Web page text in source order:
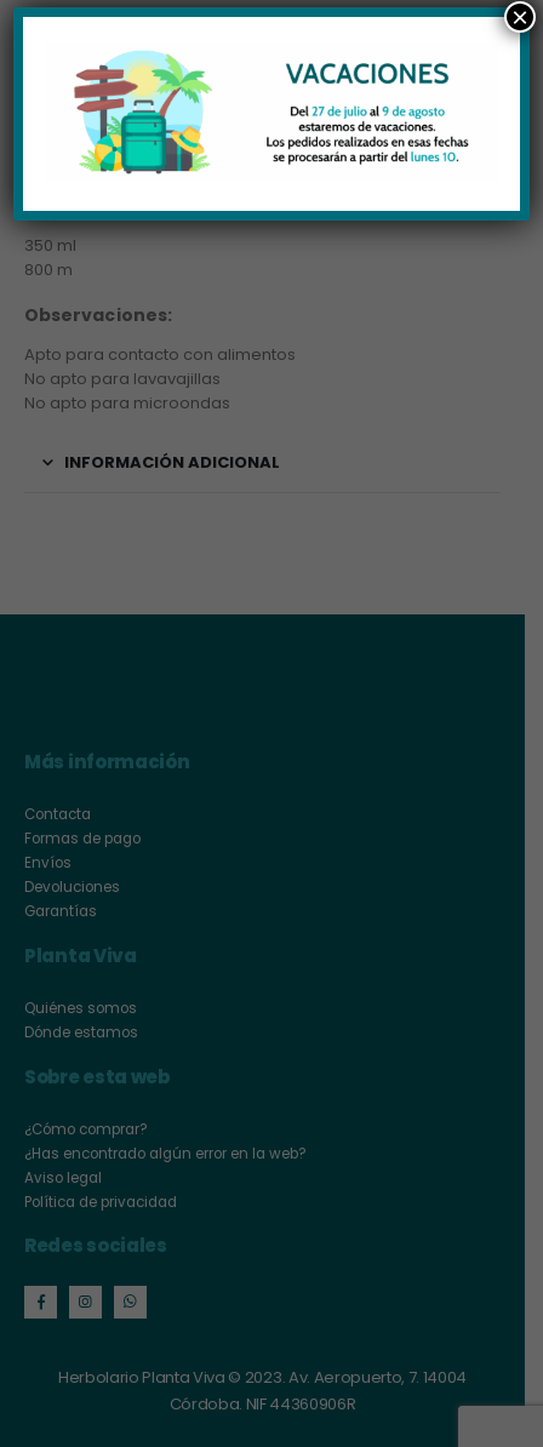
Materiales:
Borosilicato, bambú, acero inoxidable y PP
Formatos:
350 ml
800 m
Observaciones:
Apto para contacto con alimentos
No apto para lavavajillas
No apto para microondas
INFORMACIÓN ADICIONAL
Más información
Contacta
Formas de pago
Envíos
Devoluciones
Garantías
Planta Viva
Quiénes somos
Dónde estamos
Sobre esta web
¿Cómo comprar?
¿Has encontrado algún error en la web?
Aviso legal
Política de privacidad
Redes sociales
Herbolario Planta Viva © 2023. Av. Aeropuerto, 7. 14004
Córdoba. NIF 44360906R
×